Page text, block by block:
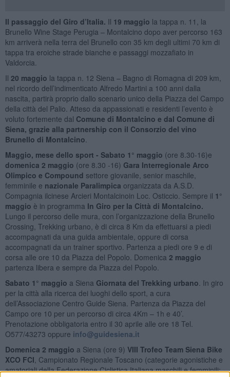
Il passaggio del Giro d’Italia. Il 19 maggio la tappa n. 11, la
Brunello Wine Stage Perugia – Montalcino dopo aver percorso 163
km arriverà nella terra del Brunello con 35 km degli ultimi 70 km di
tappa tra eroiche strade bianche e passaggi mozzafiato in
Valdorcia.
Il 20 maggio la tappa n. 12 Siena – Bagno di Romagna di 209 km,
nel ricordo dell’indimenticato Alfredo Martini a 100 anni dalla
nascita, partirà proprio dallo scenario unico della Piazza del Campo
della città del Palio. Atteso da appassionati e residenti l’evento è
voluto fortemente dal Comune di Montalcino e dal Comune di
Siena, grazie alla partnership con il Consorzio del vino
Brunello di Montalcino
Maggio, mese dello sport - Sabato 1° maggio (ore 8.30-16)e
domenica 2 maggio (ore 8.30 -16) Gara Interregionale Arco
Olimpico e Compound settore giovanile, senior maschile,
femminile e nazionale Paralimpica organizzata da A.S.D.
Compagnia ilcinese Arcieri Montalcinoin Loc. Osticcio. Sempre il 1°
maggio è in programma In Giro per la Città di Montalcino.
Lungo il percorso delle mura, con l’organizzazione della Brunello
Crossing, Trekking urbano, è di circa 8 Km da effettuarsi a piedi
accompagnati da una guida ambientale, oppure di corsa
accompagnati da un trainer sportivo. Partenza a piedi ore 9 e di
corsa alle ore 10 da Piazza del Popolo. Domenica 2 maggio
partenza libera e sempre da Piazza del Popolo.
Sabato 1° maggio a Siena Giornata del Trekking urbano . In giro
per la città alla ricerca dei luoghi dello sport, a cura
dell’Associazione Centro Guide Siena. Partenza da Piazza del
Campo ore 10 per un percorso di circa 4Km – 1h e 40’.
Prenotazione obbligatoria entro il 30 aprile alle ore 18 Tel.
O577/43273 oppure info@guidesiena.it
Domenica 2 maggio a Siena (ore 9) VIII Trofeo Team Siena Bike
XCO FCI , Campionato Regionale Toscano (categorie agonistiche e
amatoriali della Federazione Ciclistica Italiana maschili e femminili: